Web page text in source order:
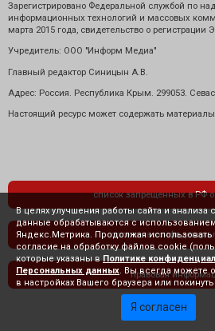
Зарегистрировано Федеральной службой по
информационных технологий и массовых
марта 2015 года, свидетельство о
Учредитель: ООО "Информ Медиа"
Главный редактор Синицын А.В.
Адрес: Россия. Республика Крым. 299053.
Настоящий ресурс может содержать
список запрещенных в РФ
политика
правовая
В целях улучшения работы сайта и анализа
данные обрабатываются с
Яндекс.Метрика. Продолжая использовать
согласие на обработку файлов cookie
которые указаны в Политике
Персональных данных . Вы всегда можете
в настройках Вашего браузера или покинуть
Я согласен